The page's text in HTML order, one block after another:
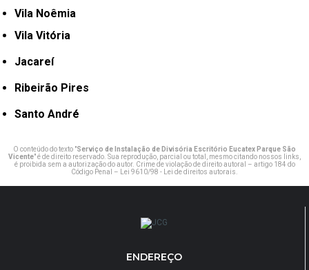
Vila Noêmia
Vila Vitória
Jacareí
Ribeirão Pires
Santo André
O conteúdo do texto "Serviço de Instalação de Divisória Escritório Eucatex Parque São
Vicente" é de direito reservado. Sua reprodução, parcial ou total, mesmo citando nossos links,
é proibida sem a autorização do autor. Crime de violação de direito autoral – artigo 184 do
Código Penal –
Lei 9610/98 - Lei de direitos autorais
ENDEREÇO